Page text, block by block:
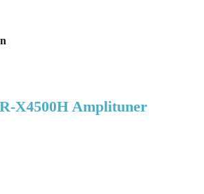
X4500H Amplituner